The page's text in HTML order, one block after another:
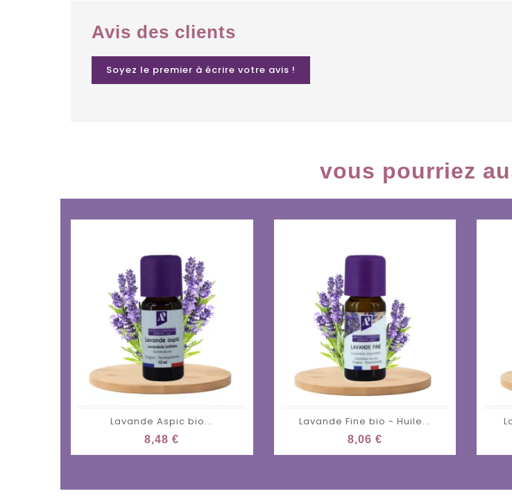
Avis des clients
Soyez le premier à écrire votre avis !
vous pourriez
Lavande Aspic bio...
8,48 €
Lavande Fine bio - Huile...
8,06 €